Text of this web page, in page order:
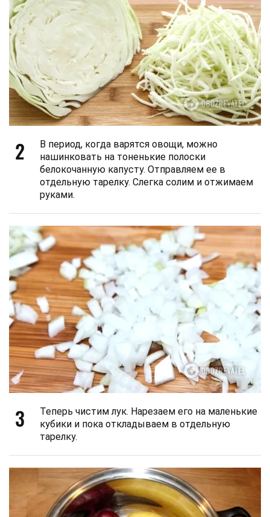
2
В период, когда варятся овощи, можно
нашинковать на тоненькие полоски
белокочанную капусту. Отправляем ее в
отдельную тарелку. Слегка солим и отжимаем
руками.
3
Теперь чистим лук. Нарезаем его на маленькие
кубики и пока откладываем в отдельную
тарелку.